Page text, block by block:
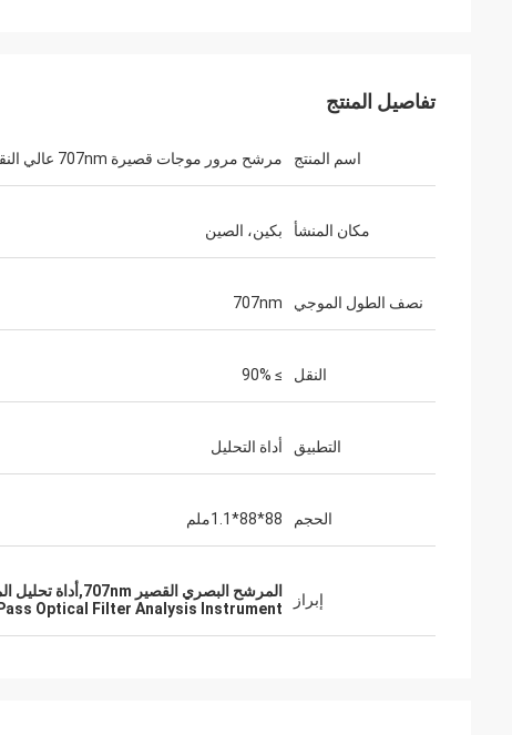
تفاصيل المنتج
اسم المنتج مرشح مرور موجات قصيرة 707nm عالي النقل
مكان المنشأ بكين، الصين
نصف الطول الموجي 707nm
النقل ≥ 90%
التطبيق أداة التحليل
الحجم 88*88*1.1ملم
إبراز المرشح البصري القصير 707nm,أداة تحليل المرشح البصري القصير,88x88x1.1mm مرشح مرور قصير
Optical Filter Analysis Instrument